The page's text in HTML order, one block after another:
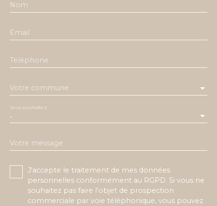
Nom
Email
Téléphone
Votre commune
-
Vous souhaitez
Votre message
J'accepte le traitement de mes données
personnelles conformément au RGPD. Si vous ne
souhaitez pas faire l'objet de prospection
commerciale par voie téléphonique, vous pouvez